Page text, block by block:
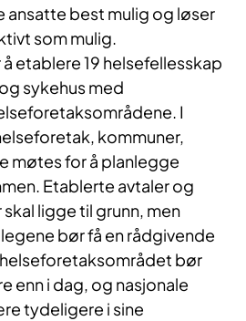
ansatte best mulig og løser
som mulig.
etablere 19 helsefellesskap
sykehus med
I
kommuner,
møtes for å planlegge
Etablerte avtaler og
ligge til grunn, men
bør få en rådgivende
bør
enn i dag, og nasjonale
tydeligere i sine